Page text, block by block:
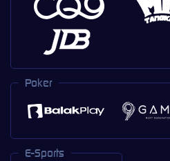
Poker
E-Sports